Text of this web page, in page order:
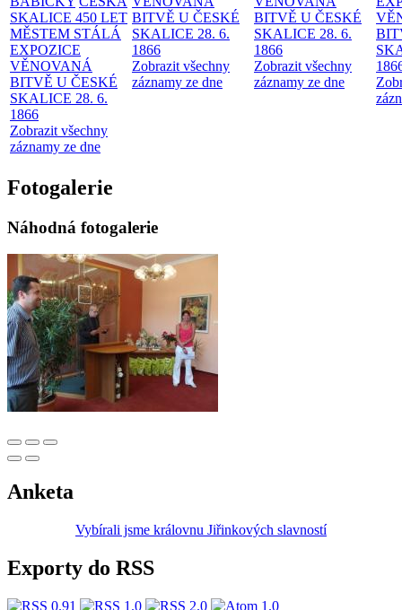
SKALICE 450 LET
MĚSTEM STÁLÁ
EXPOZICE
VĚNOVANÁ
BITVĚ U ČESKÉ
SKALICE 28. 6.
1866
Zobrazit všechny
záznamy ze dne
BITVĚ U ČESKÉ
SKALICE 28. 6.
1866
Zobrazit všechny
záznamy ze dne
BITVĚ U ČESKÉ
SKALICE 28. 6.
1866
Zobrazit všechny
záznamy ze dne
Fotogalerie
Náhodná fotogalerie
Anketa
Vybírali jsme královnu Jiřinkových slavností
Exporty do RSS